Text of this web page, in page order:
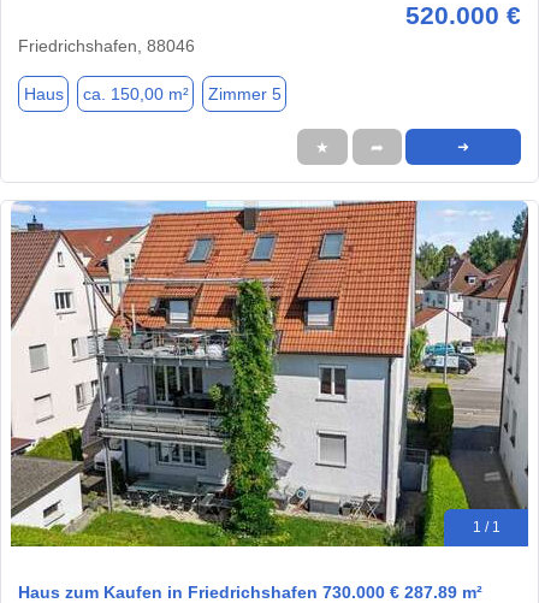
520.000 €
Friedrichshafen, 88046
Haus ca. 150,00 m² Zimmer 5
★ ➦ ➜
1 / 1
Haus zum Kaufen in Friedrichshafen 730.000 € 287.89 m²